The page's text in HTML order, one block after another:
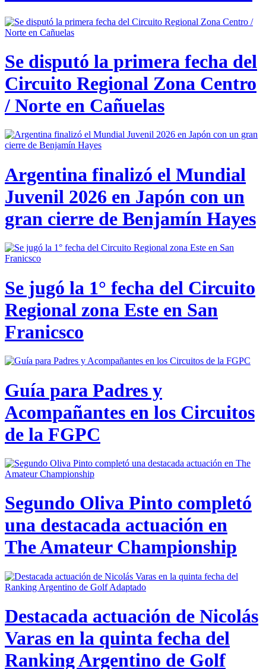
Se disputó la primera fecha del
Circuito Regional Zona Centro
/ Norte en Cañuelas
Argentina finalizó el Mundial
Juvenil 2026 en Japón con un
gran cierre de Benjamín Hayes
Se jugó la 1° fecha del Circuito
Regional zona Este en San
Franicsco
Guía para Padres y
Acompañantes en los Circuitos
de la FGPC
Segundo Oliva Pinto completó
una destacada actuación en
The Amateur Championship
Destacada actuación de Nicolás
Varas en la quinta fecha del
Ranking Argentino de Golf